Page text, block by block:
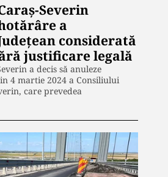
Severin
a
considerată
justificare legală
a decis să anuleze
4 martie 2024 a Consiliului
care prevedea